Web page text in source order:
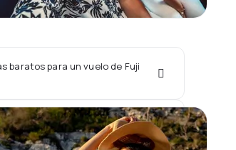
baratos para un vuelo de Fuji
de Fuji Dream Airlines?